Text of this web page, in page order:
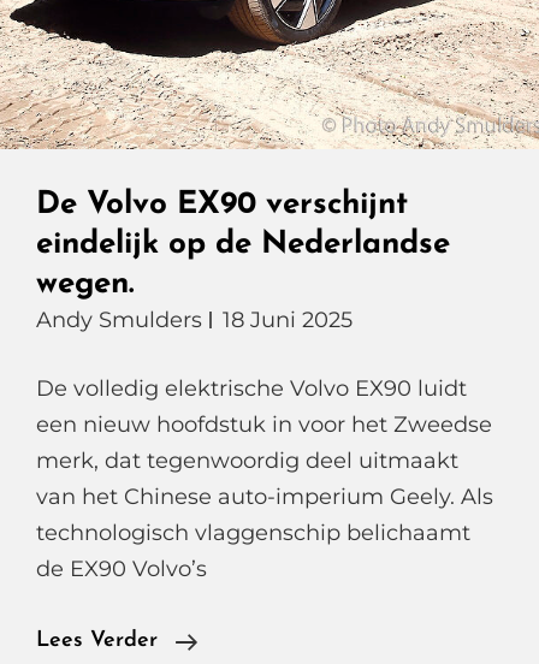
Moeten
Zijn
De Volvo EX90 verschijnt
eindelijk op de Nederlandse
wegen.
Andy Smulders 18 Juni 2025
De volledig elektrische Volvo EX90 luidt
een nieuw hoofdstuk in voor het Zweedse
merk, dat tegenwoordig deel uitmaakt
van het Chinese auto-imperium Geely. Als
technologisch vlaggenschip belichaamt
de EX90 Volvo’s
Lees Verder
De